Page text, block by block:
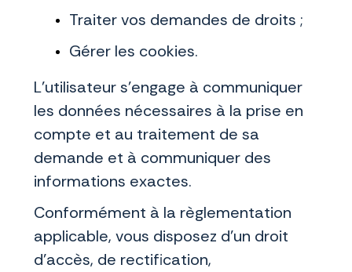
Traiter vos demandes de droits ;
Gérer les cookies.
L’utilisateur s’engage à communiquer
les données nécessaires à la prise en
compte et au traitement de sa
demande et à communiquer des
informations exactes.
Conformément à la règlementation
applicable, vous disposez d’un droit
d’accès, de rectification,